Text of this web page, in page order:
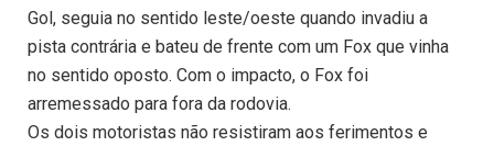
Gol, seguia no sentido leste/oeste quando invadiu a
pista contrária e bateu de frente com um Fox que vinha
no sentido oposto. Com o impacto, o Fox foi
arremessado para fora da rodovia.
Os dois motoristas não resistiram aos ferimentos e